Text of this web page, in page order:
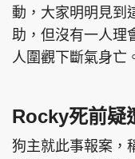
動，大家明明見到
助，但沒有一人理
人圍觀下斷氣身亡
Rocky死前疑
狗主就此事報案，